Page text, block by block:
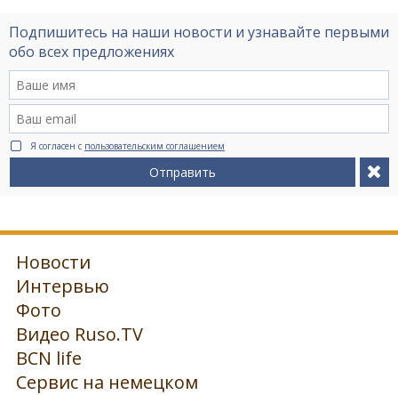
Подпишитесь на наши новости и узнавайте первыми
обо всех предложениях
Я согласен с пользовательским соглашением
Отправить
Новости
Интервью
Фото
Видео Ruso.TV
BCN life
Сервис на немецком